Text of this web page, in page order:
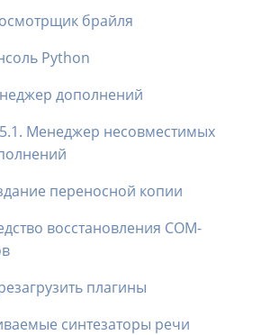
брайля
Python
дополнений
Менеджер несовместимых
переносной копии
восстановления COM-
плагины
синтезаторы речи